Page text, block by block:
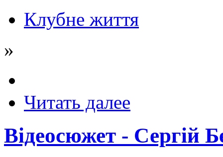
Клубне життя
»
Читать далее
Відеосюжет - Сергій